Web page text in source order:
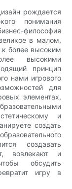
рождается
понимания
философия
в малом,
к более высоким
высокими
принцип
нами игрового
для
элементах,
и
создать
создавать
вовлекают и
обсудить
игру в